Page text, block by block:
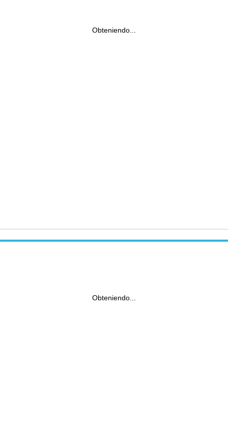
Obteniendo...
Obteniendo...